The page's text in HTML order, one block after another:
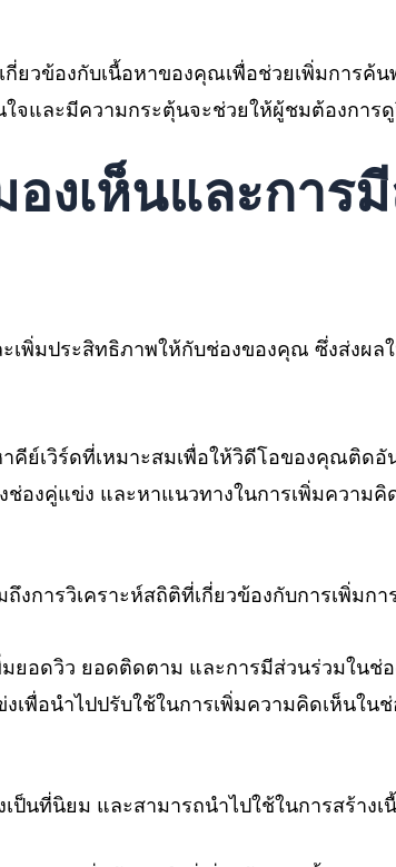
ยวข้องกับเนื้อหาของคุณเพื่อช่วยเพิ่มการค้น
จและมีความกระตุ้นจะช่วยให้ผู้ชมต้องการ
องเห็นและการ
ะเพิ่มประสิทธิภาพให้กับช่องของคุณ ซึ่งส่งผ
าคีย์เวิร์ดที่เหมาะสมเพื่อให้วิดีโอของคุณติด
ช่องคู่แข่ง และหาแนวทางในการเพิ่มความ
งการวิเคราะห์สถิติที่เกี่ยวข้องกับการเพิ่มก
มยอดวิว ยอดติดตาม และการมีส่วนร่วมในช่
พื่อนำไปปรับใช้ในการเพิ่มความคิดเห็นใน
นที่นิยม และสามารถนำไปใช้ในการสร้าง